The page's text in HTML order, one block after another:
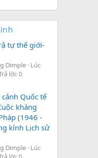
tự thế giới-
Dimple Lúc
lời: 0
Quốc tế
kháng
(1946 -
kính Lịch sử
Dimple Lúc